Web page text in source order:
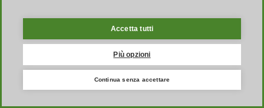
Tutti i negozi
Guida agli sconti
Eventi
Accetta tutti
Più opzioni
Continua senza accettare